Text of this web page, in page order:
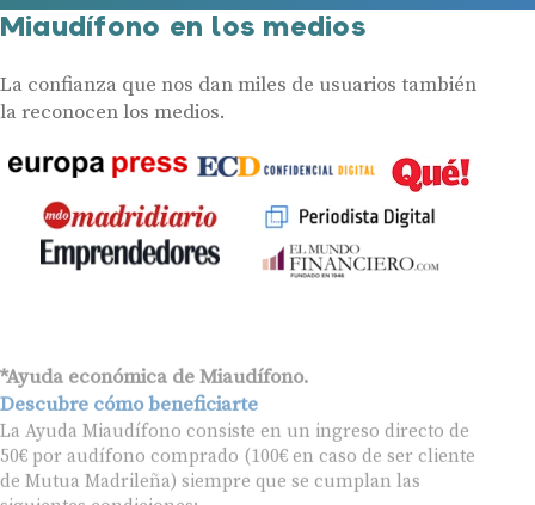
Miaudífono en los medios
La confianza que nos dan miles de usuarios también
la reconocen los medios.
*Ayuda económica de Miaudífono.
Descubre cómo beneficiarte
La Ayuda Miaudífono consiste en un ingreso directo de
50€ por audífono comprado (100€ en caso de ser cliente
de Mutua Madrileña) siempre que se cumplan las
siguientes condiciones: